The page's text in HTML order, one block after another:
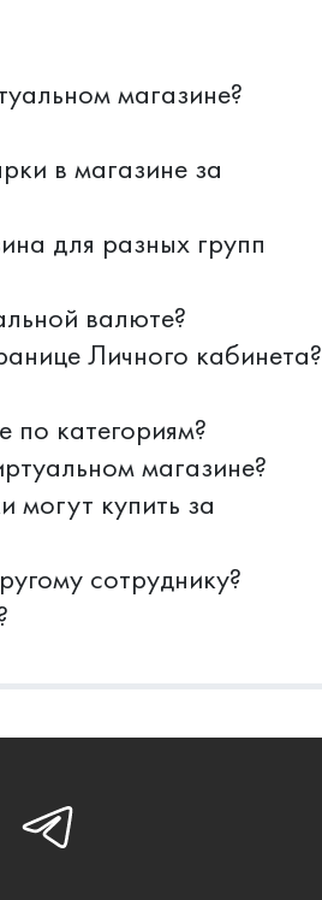
магазине?
в магазине за
для разных групп
валюте?
Личного кабинета?
по категориям?
магазине?
могут купить за
сотруднику?